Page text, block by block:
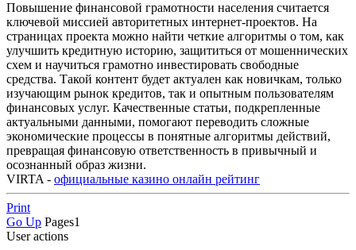
Повышение финансовой грамотности населения считается
ключевой миссией авторитетных интернет-проектов. На
страницах проекта можно найти четкие алгоритмы о том, как
улучшить кредитную историю, защититься от мошеннических
схем и научиться грамотно инвестировать свободные
средства. Такой контент будет актуален как новичкам, только
изучающим рынок кредитов, так и опытным пользователям
финансовых услуг. Качественные статьи, подкрепленные
актуальными данными, помогают переводить сложные
экономические процессы в понятные алгоритмы действий,
превращая финансовую ответственность в привычный и
осознанный образ жизни.
VIRTA - официальные казино онлайн рейтинг
Print
Go Up Pages1
User actions